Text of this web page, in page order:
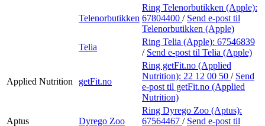
Telenorbutikken
Ring Telenorbutikken (Apple):
67804400 / Send e-post til
Telenorbutikken (Apple)
Telia
Ring Telia (Apple): 67546839
/ Send e-post til Telia (Apple)
Applied Nutrition getFit.no
Ring getFit.no (Applied
Nutrition): 22 12 00 50 / Send
e-post til getFit.no (Applied
Nutrition)
Aptus Dyrego Zoo
Ring Dyrego Zoo (Aptus):
67564467 / Send e-post til